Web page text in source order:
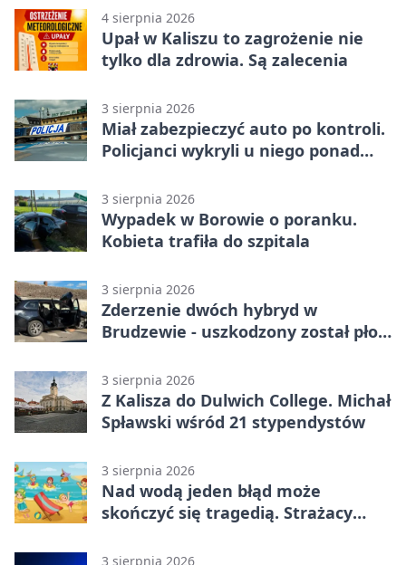
4 sierpnia 2026
Upał w Kaliszu to zagrożenie nie
tylko dla zdrowia. Są zalecenia
3 sierpnia 2026
Miał zabezpieczyć auto po kontroli.
Policjanci wykryli u niego ponad
3 sierpnia 2026
Wypadek w Borowie o poranku.
Kobieta trafiła do szpitala
3 sierpnia 2026
Zderzenie dwóch hybryd w
Brudzewie - uszkodzony został płot
3 sierpnia 2026
Z Kalisza do Dulwich College. Michał
Spławski wśród 21 stypendystów
3 sierpnia 2026
Nad wodą jeden błąd może
skończyć się tragedią. Strażacy
3 sierpnia 2026